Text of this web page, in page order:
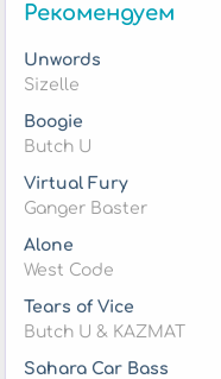
Рекомендуем
Unwords
Sizelle
Boogie
Butch U
Virtual Fury
Ganger Baster
Alone
West Code
Tears of Vice
Butch U & KAZMAT
Sahara Car Bass